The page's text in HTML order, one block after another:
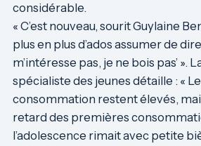
considérable.
« C’est nouveau, souritGuylaine
plus en plus d’ados assumer de
m’intéresse pas, je ne bois pas’ ».
spécialiste des jeunes détaille : «
consommation restent élevés,
retard des premières
l’adolescence rimait avec petite